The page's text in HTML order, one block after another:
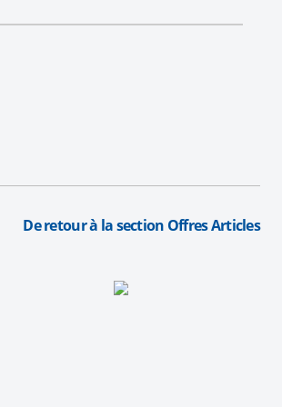
De retour à la section Offres Articles